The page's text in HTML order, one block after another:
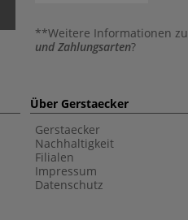
**Weitere Informationen zu
und Zahlungsarten?
Über Gerstaecker
Gerstaecker
Nachhaltigkeit
Filialen
Impressum
Datenschutz